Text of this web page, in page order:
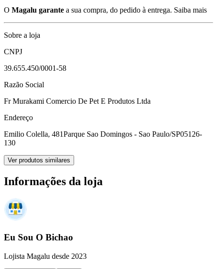
O Magalu garante a sua compra, do pedido à entrega. Saiba mais
Sobre a loja
CNPJ
39.655.450/0001-58
Razão Social
Fr Murakami Comercio De Pet E Produtos Ltda
Endereço
Emilio Colella, 481Parque Sao Domingos - Sao Paulo/SP05126-
130
Ver produtos similares
Informações da loja
Eu Sou O Bichao
Lojista Magalu desde 2023